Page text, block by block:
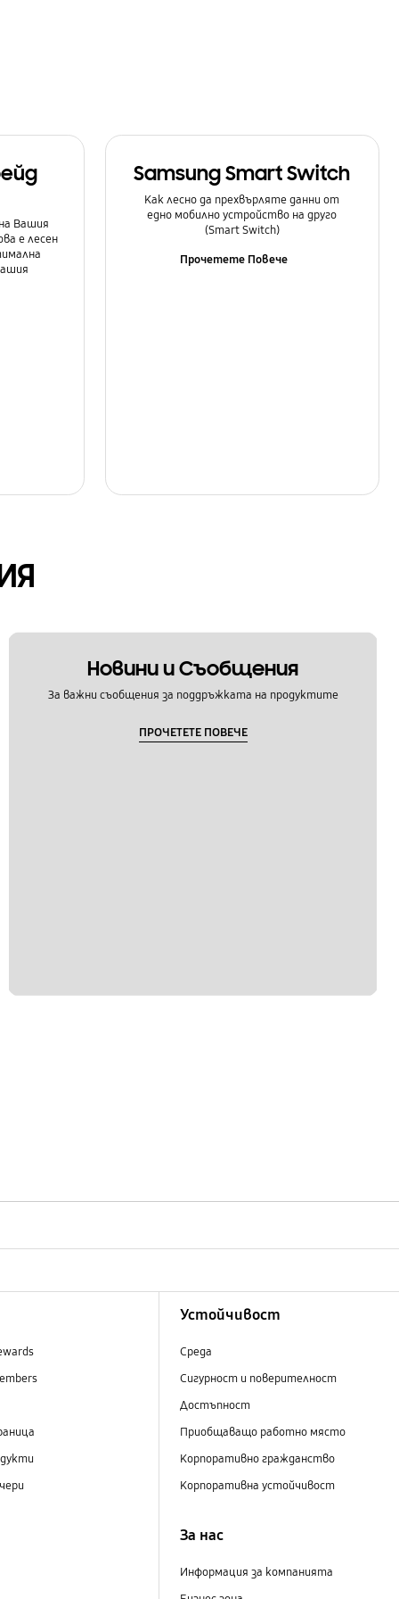
Вашия
е лесен
Samsung Smart Switch
Как лесно да прехвърляте данни от
едно мобилно устройство на друго
(Smart Switch)
Прочетете Повече
Новини и Съобщения
За важни съобщения за поддръжката на продуктите
ПРОЧЕТЕТЕ ПОВЕЧЕ
Устойчивост
Среда
Сигурност и поверителност
Достъпност
Приобщаващо работно място
Корпоративно гражданство
Корпоративна устойчивост
За нас
Информация за компанията